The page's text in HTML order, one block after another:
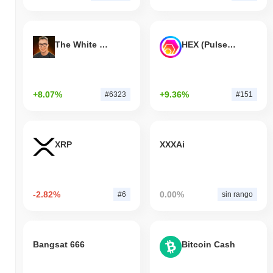
The White Bull
+8.07% #6323
HEX (Pulsechain)
+9.36% #151
XRP
-2.82% #6
XXXAi
0.00% sin rango
Bangsat 666 Bitcoin Cash